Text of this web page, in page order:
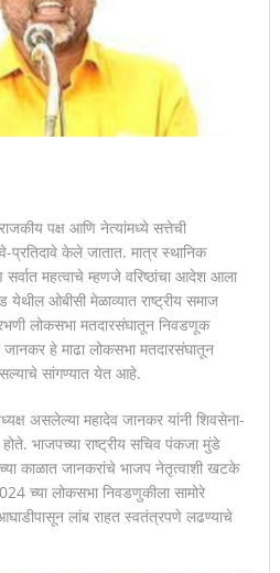
पक्ष आणि नेत्यांमध्ये सत्तेची
प्रतिदावे केले जातात. मात्र स्थानिक
सर्वात महत्वाचे म्हणजे वरिष्ठांचा आदेश आला
येथील ओबीसी मेळाव्यात राष्ट्रीय समाज
लोकसभा मतदारसंघातून निवडणूक
हे माढा लोकसभा मतदारसंघातून
सांगण्यात येत आहे.
असलेल्या महादेव जानकर यांनी शिवसेना-
भाजपच्या राष्ट्रीय सचिव पंकजा मुंडे
काळात जानकरांचे भाजप नेतृत्वाशी खटके
च्या लोकसभा निवडणुकीला सामोरे
लांब राहत स्वतंत्रपणे लढण्याचे